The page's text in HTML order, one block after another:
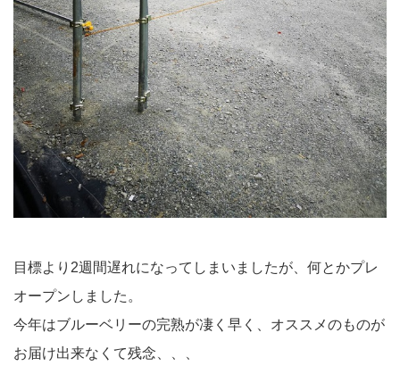
目標より2週間遅れになってしまいましたが、何とかプレ
オープンしました。
今年はブルーベリーの完熟が凄く早く、オススメのものが
お届け出来なくて残念、、、